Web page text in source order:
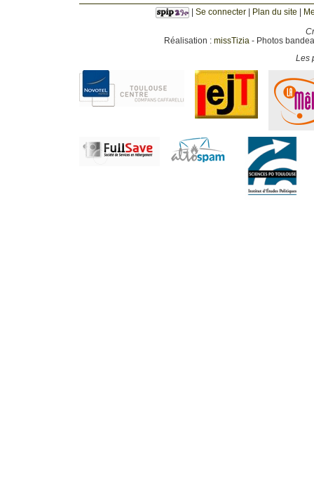
Se connecter Plan du site
Réalisation : missTizia - Photos
Les